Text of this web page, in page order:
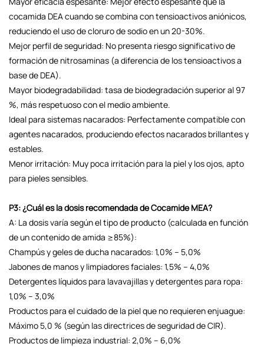
cocamida DEA cuando se combina con tensioactivos aniónicos,
reduciendo el uso de cloruro de sodio en un 20-30%.
Mejor perfil de seguridad: No presenta riesgo significativo de
formación de nitrosaminas (a diferencia de los tensioactivos a
base de DEA).
Mayor biodegradabilidad: tasa de biodegradación superior al 97
%, más respetuoso con el medio ambiente.
Ideal para sistemas nacarados: Perfectamente compatible con
agentes nacarados, produciendo efectos nacarados brillantes y
estables.
Menor irritación: Muy poca irritación para la piel y los ojos, apto
para pieles sensibles.
P3: ¿Cuál es la dosis recomendada de Cocamide MEA?
A: La dosis varía según el tipo de producto (calculada en función
de un contenido de amida ≥85%):
Champús y geles de ducha nacarados: 1,0% – 5,0%
Jabones de manos y limpiadores faciales: 1,5% – 4,0%
Detergentes líquidos para lavavajillas y detergentes para ropa:
1,0% – 3,0%
Productos para el cuidado de la piel que no requieren enjuague:
Máximo 5,0 % (según las directrices de seguridad de CIR).
Productos de limpieza industrial: 2,0% – 6,0%